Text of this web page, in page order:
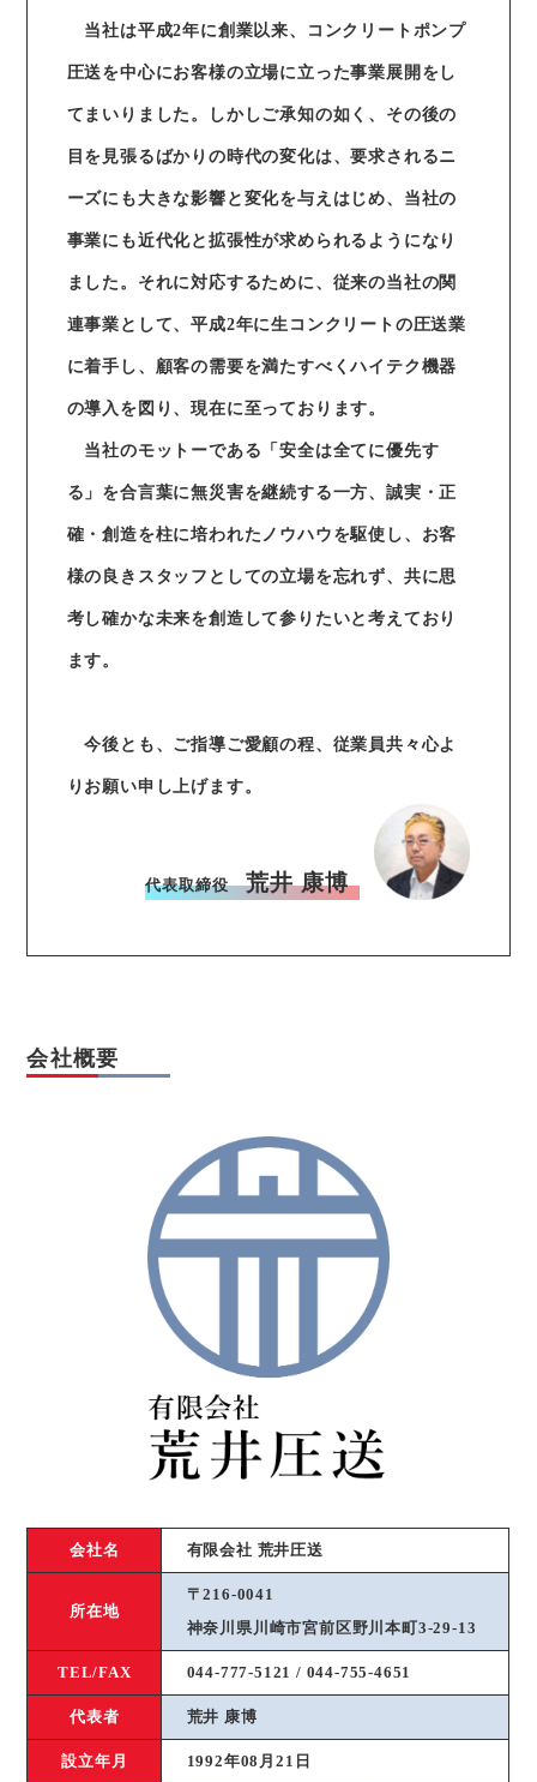
当社は平成2年に創業以来、コンクリートポンプ
圧送を中心にお客様の立場に立った事業展開をし
てまいりました。しかしご承知の如く、その後の
目を見張るばかりの時代の変化は、要求されるニ
ーズにも大きな影響と変化を与えはじめ、当社の
事業にも近代化と拡張性が求められるようになり
ました。それに対応するために、従来の当社の関
連事業として、平成2年に生コンクリートの圧送業
に着手し、顧客の需要を満たすべくハイテク機器
の導入を図り、現在に至っております。
当社のモットーである「安全は全てに優先す
る」を合言葉に無災害を継続する一方、誠実・正
確・創造を柱に培われたノウハウを駆使し、お客
様の良きスタッフとしての立場を忘れず、共に思
考し確かな未来を創造して参りたいと考えており
ます。
今後とも、ご指導ご愛顧の程、従業員共々心よ
りお願い申し上げます。
代表取締役 荒井 康博
会社概要
会社名 有限会社 荒井圧送
所在地
〒216-0041
神奈川県川崎市宮前区野川本町3-29-13
TEL/FAX 044-777-5121 / 044-755-4651
代表者 荒井 康博
設立年月 1992年08月21日